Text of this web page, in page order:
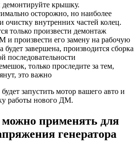
крышку.
осторожно, но наиболее
очистку внутренних частей колец.
только произвести демонтаж
и произвести его замену на рабочую
будет завершена, производится сборка
последовательности
только проследите за тем,
это важно
запустить мотор вашего авто и
работы нового ДМ.
применять для
генератора